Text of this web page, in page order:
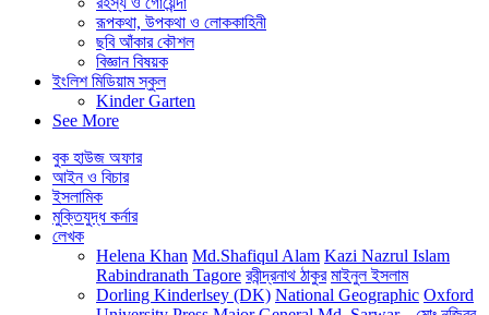
রূপকথা, উপকথা ও লোককাহিনী
ছবি আঁকার কৌশল
বিজ্ঞান বিষয়ক
ইংলিশ মিডিয়াম স্কুল
Kinder Garten
See More
বুক হাউজ অফার
আইন ও বিচার
ইসলামিক
মুক্তিযুদ্ধ কর্নার
লেখক
Helena Khan Md.Shafiqul Alam Kazi Nazrul Islam
Rabindranath Tagore রবীন্দ্রনাথ ঠাকুর মাইনুল ইসলাম
Dorling Kinderlsey (DK) National Geographic Oxford